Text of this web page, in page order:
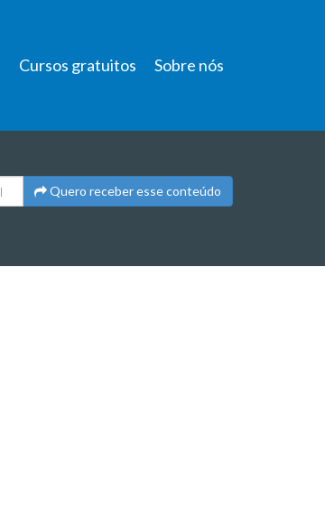
Cursos gratuitos Sobre nós
Quero receber esse conteúdo